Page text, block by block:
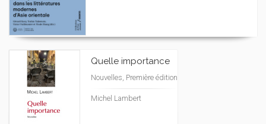
Quelle importance
Nouvelles, Première édition
Michel Lambert